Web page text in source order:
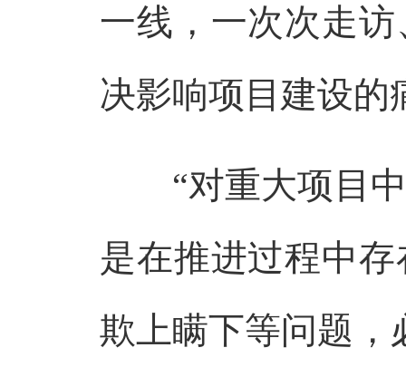
一线，一次次走
决影响项目建设的
“对重大项目中
是在推进过程中
欺上瞒下等问题，